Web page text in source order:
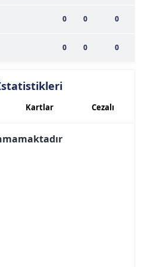
0 0 0
0 0 0
Kartlar Cezalı